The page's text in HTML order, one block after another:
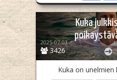
Kuka
3426
2025-07-03
Kuka on unelmien